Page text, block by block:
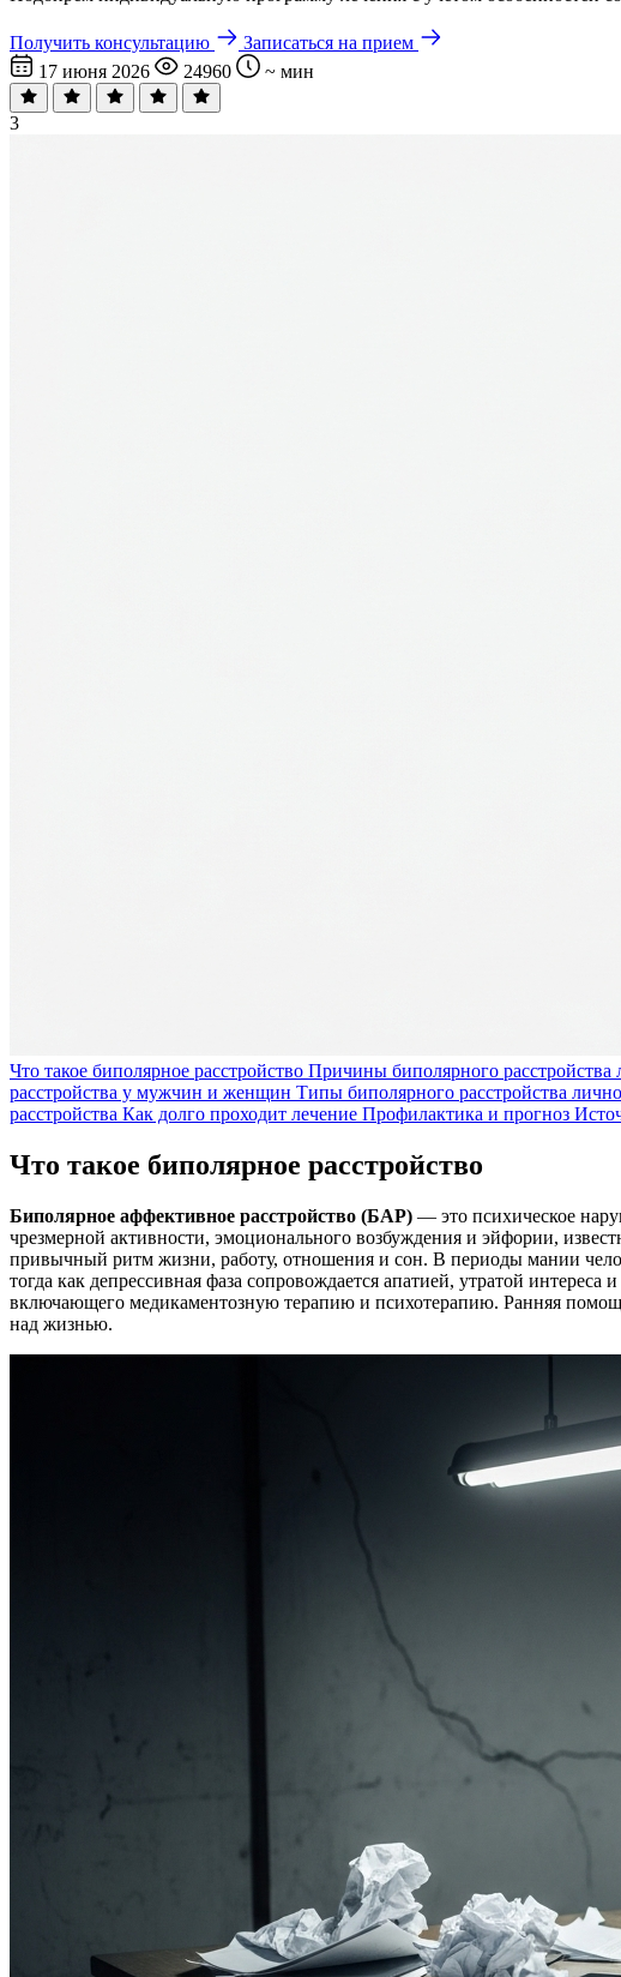
Получить консультацию
Записаться на прием
17 июня 2026
24960 ~ мин
3
Что такое биполярное расстройство Причины биполярного расстройства
расстройства у мужчин и женщин Типы биполярного расстройства
расстройства Как долго проходит лечение Профилактика и прогноз
Что такое биполярное расстройство
Биполярное аффективное расстройство (БАР) — это психическое
чрезмерной активности, эмоционального возбуждения и эйфории,
привычный ритм жизни, работу, отношения и сон. В периоды мании
тогда как депрессивная фаза сопровождается апатией, утратой
включающего медикаментозную терапию и психотерапию. Ранняя
над жизнью.